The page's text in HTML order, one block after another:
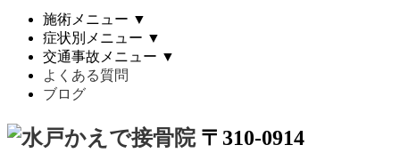
施術メニュー ▼
症状別メニュー ▼
交通事故メニュー ▼
よくある質問
ブログ
〒310-0914